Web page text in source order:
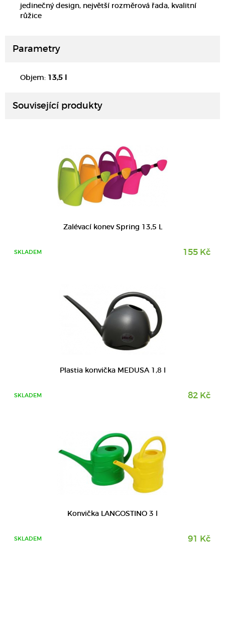
jedinečný design, největší rozměrová řada, kvalitní
růžice
Parametry
Objem: 13,5 l
Související produkty
Zalévací konev Spring 13,5 L
SKLADEM 155 Kč
Plastia konvička MEDUSA 1,8 l
SKLADEM 82 Kč
Konvička LANGOSTINO 3 l
SKLADEM 91 Kč